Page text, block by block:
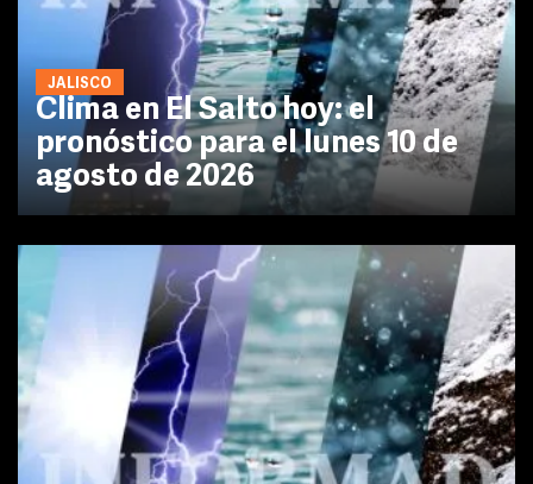
JALISCO
Clima en El Salto hoy: el
pronóstico para el lunes 10 de
agosto de 2026